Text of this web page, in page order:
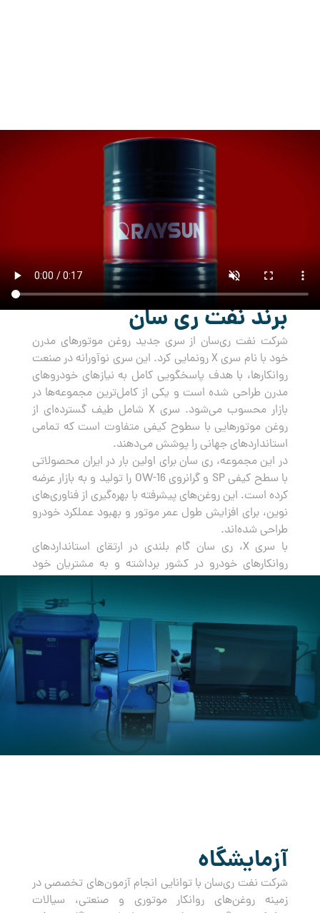
برند نفت ری سان
شرکت نفت ری‌سان از سری جدید روغن‌ موتورهای مدرن
خود با نام سری X رونمایی کرد. این سری نوآورانه در صنعت
روانکارها، با هدف پاسخگویی کامل به نیازهای خودروهای
مدرن طراحی شده است و یکی از کامل‌ترین مجموعه‌ها در
بازار محسوب می‌شود. سری X شامل طیف گسترده‌ای از
روغن‌ موتورهایی با سطوح کیفی متفاوت است که تمامی
استانداردهای جهانی را پوشش می‌دهند.
در این مجموعه، ری سان برای اولین بار در ایران محصولاتی
با سطح کیفی SP و گرانروی OW-16 را تولید و به بازار عرضه
کرده است. این روغن‌های پیشرفته با بهره‌گیری از فناوری‌های
نوین، برای افزایش طول عمر موتور و بهبود عملکرد خودرو
طراحی شده‌اند.
با سری X، ری سان گام بلندی در ارتقای استانداردهای
روانکارهای خودرو در کشور برداشته و به مشتریان خود
آزمایشگاه
شرکت نفت ری‌سان با توانایی انجام آزمون‌های تخصصی در
زمینه روغن‌های روانکار موتوری و صنعتی، سیالات